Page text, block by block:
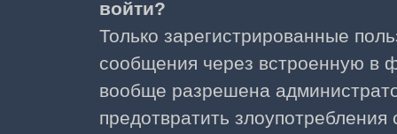
войти?
Только зарегистрированные
сообщения через встроенную в
вообще разрешена
предотвратить